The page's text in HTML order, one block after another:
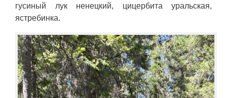
гусиный лук ненецкий, цицербита уральская,
ястребинка.